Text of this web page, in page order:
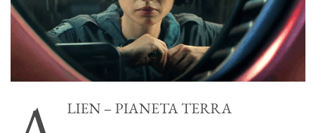
LIEN – PIANETA TERRA